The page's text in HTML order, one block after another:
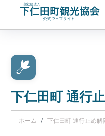
下仁田町 通行
ホーム 下仁田町 通行止め解